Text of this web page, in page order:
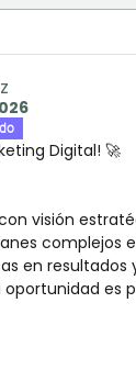
Digital! 🚀
visión
complejos
en resultados
oportunidad es